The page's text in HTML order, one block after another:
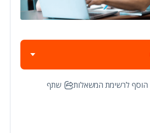
הוסף לרשימת המשאלות שתף